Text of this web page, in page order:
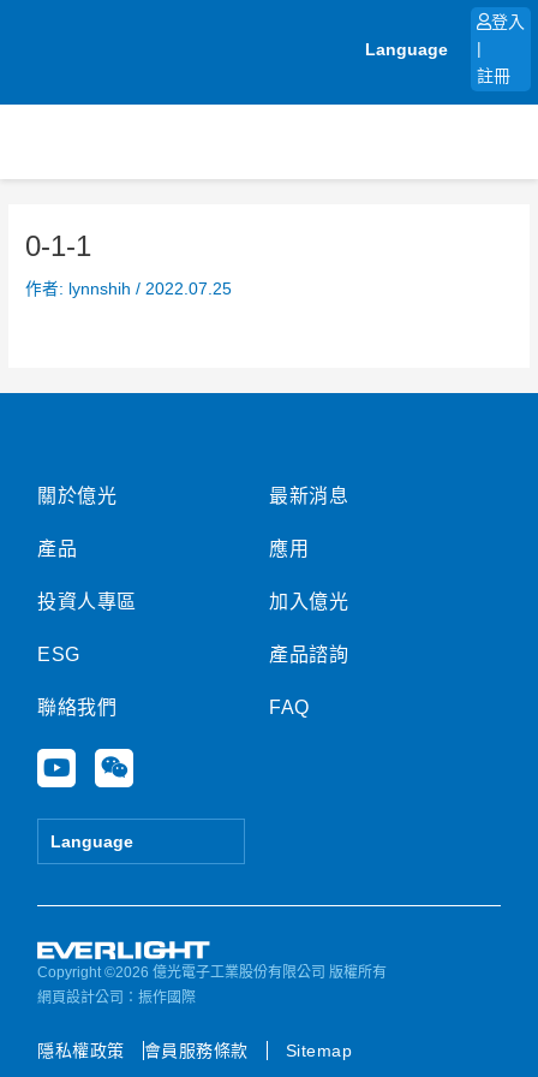
Language
登入
註冊
0-1-1
作者: lynnshih/ 2022.07.25
關於億光
產品
投資人專區
ESG
聯絡我們
Y
o
u
e
W
e
i
Language
最新消息
應用
加入億光
產品諮詢
FAQ
Copyright ©2026 億光電子工業股份有限公司 版權所有
網頁設計公司 ：振作國際
隱私權政策 會員服務條款 Sitemap